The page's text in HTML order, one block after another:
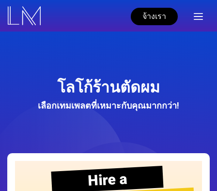
จ้างเรา
โลโก้ร้านตัดผม
เลือกเทมเพลตที่เหมาะกับคุณมากกว่า!
Hire a